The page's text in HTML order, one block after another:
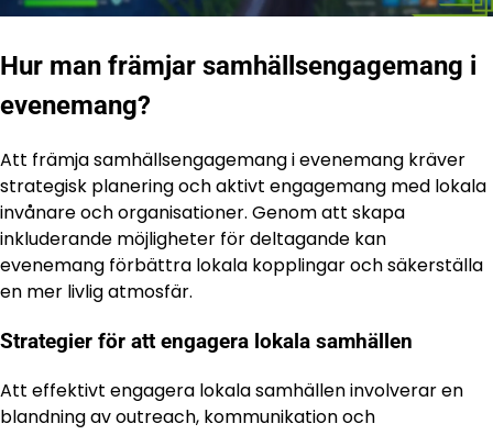
Hur man främjar samhällsengagemang i
evenemang?
Att främja samhällsengagemang i evenemang kräver
strategisk planering och aktivt engagemang med lokala
invånare och organisationer. Genom att skapa
inkluderande möjligheter för deltagande kan
evenemang förbättra lokala kopplingar och säkerställa
en mer livlig atmosfär.
Strategier för att engagera lokala samhällen
Att effektivt engagera lokala samhällen involverar en
blandning av outreach, kommunikation och